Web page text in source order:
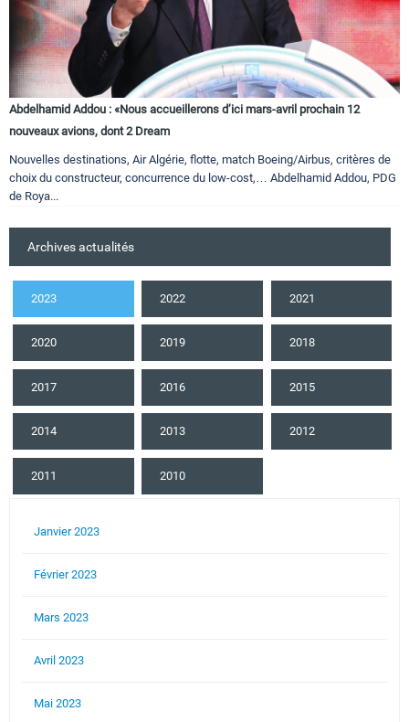
Abdelhamid Addou : «Nous accueillerons d’ici mars-avril prochain 12
nouveaux avions, dont 2 Dream
Nouvelles destinations, Air Algérie, flotte, match Boeing/Airbus, critères de
choix du constructeur, concurrence du low-cost,… Abdelhamid Addou, PDG
de Roya...
Archives actualités
2023 2022 2021
2020 2019 2018
2017 2016 2015
2014 2013 2012
2011 2010
Janvier 2023
Février 2023
Mars 2023
Avril 2023
Mai 2023